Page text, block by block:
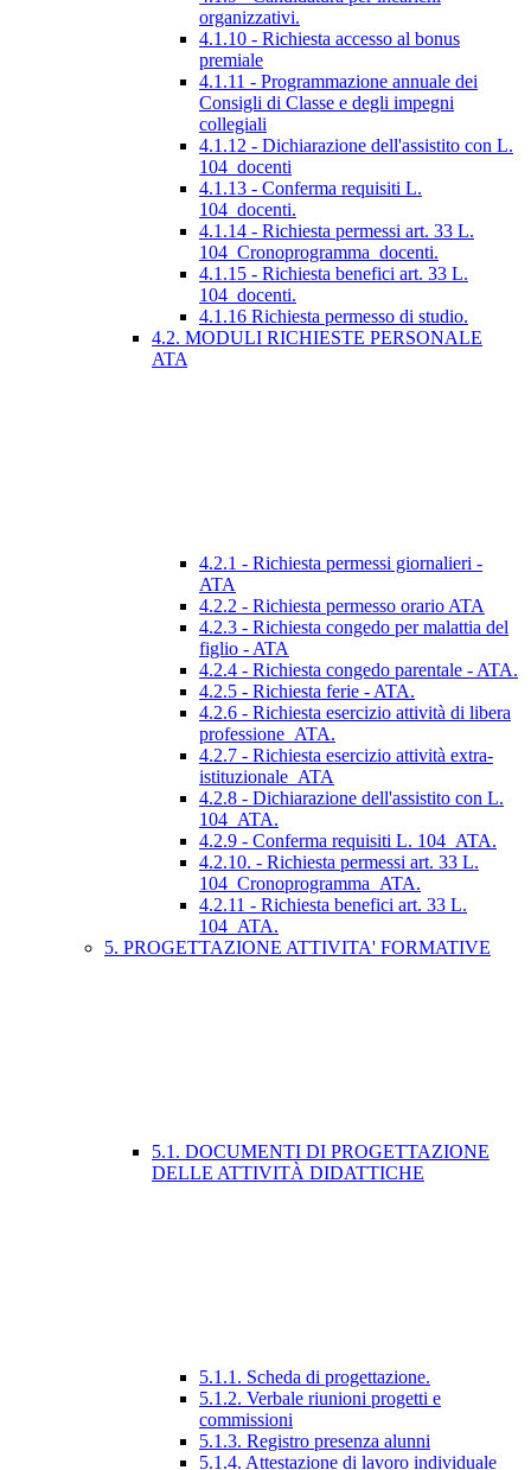
organizzativi.
4.1.10 - Richiesta accesso al bonus
premiale
4.1.11 - Programmazione annuale dei
Consigli di Classe e degli impegni
collegiali
4.1.12 - Dichiarazione dell'assistito con L.
104_docenti
4.1.13 - Conferma requisiti L.
104_docenti.
4.1.14 - Richiesta permessi art. 33 L.
104_Cronoprogramma_docenti.
4.1.15 - Richiesta benefici art. 33 L.
104_docenti.
4.1.16 Richiesta permesso di studio.
4.2. MODULI RICHIESTE PERSONALE
ATA
4.2.1 - Richiesta permessi giornalieri -
ATA
4.2.2 - Richiesta permesso orario ATA
4.2.3 - Richiesta congedo per malattia del
figlio - ATA
4.2.4 - Richiesta congedo parentale - ATA.
4.2.5 - Richiesta ferie - ATA.
4.2.6 - Richiesta esercizio attività di libera
professione_ATA.
4.2.7 - Richiesta esercizio attività extra-
istituzionale_ATA
4.2.8 - Dichiarazione dell'assistito con L.
104_ATA.
4.2.9 - Conferma requisiti L. 104_ATA.
4.2.10. - Richiesta permessi art. 33 L.
104_Cronoprogramma_ATA.
4.2.11 - Richiesta benefici art. 33 L.
104_ATA.
5. PROGETTAZIONE ATTIVITA' FORMATIVE
5.1. DOCUMENTI DI PROGETTAZIONE
DELLE ATTIVITÀ DIDATTICHE
5.1.1. Scheda di progettazione.
5.1.2. Verbale riunioni progetti e
commissioni
5.1.3. Registro presenza alunni
5.1.4. Attestazione di lavoro individuale